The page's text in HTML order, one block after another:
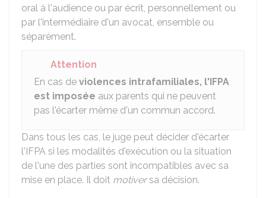
oral à l'audience ou par écrit, personnellement ou
par l'intermédiaire d'un avocat, ensemble ou
séparément.
Attention
En cas de violences intrafamiliales, l'IFPA
est imposée aux parents qui ne peuvent
pas l'écarter même d'un commun accord.
Dans tous les cas, le juge peut décider d'écarter
l'IFPA si les modalités d'exécution ou la situation
de l'une des parties sont incompatibles avec sa
mise en place. Il doit motiversa décision.